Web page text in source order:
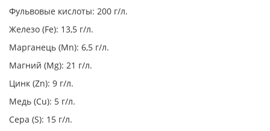
Фульвовые кислоты: 200 г/л.
Железо (Fe): 13,5 г/л.
Марганець (Mn): 6,5 г/л.
Магний (Mg): 21 г/л.
Цинк (Zn): 9 г/л.
Медь (Cu): 5 г/л.
Сера (S): 15 г/л.